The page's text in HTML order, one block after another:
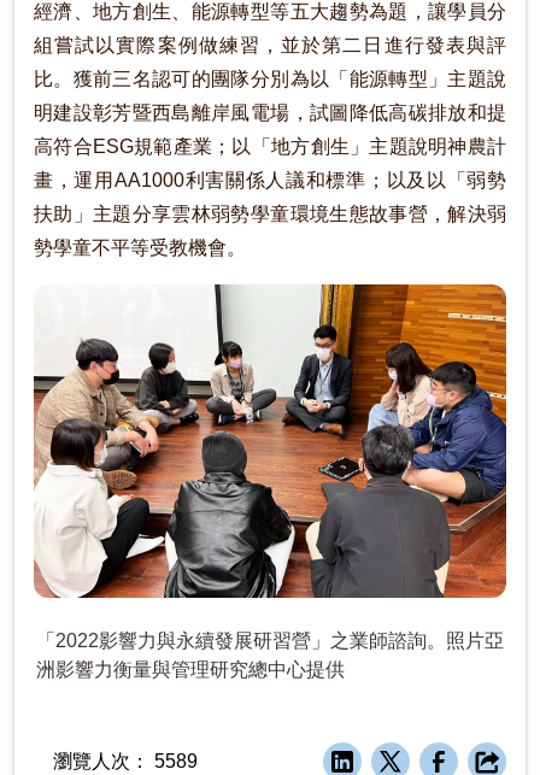
經濟、地方創生、能源轉型等五大趨勢為題，讓學員分
組嘗試以實際案例做練習，並於第二日進行發表與評
比。獲前三名認可的團隊分別為以「能源轉型」主題說
明建設彰芳暨西島離岸風電場，試圖降低高碳排放和提
高符合ESG規範產業；以「地方創生」主題說明神農計
畫，運用AA1000利害關係人議和標準；以及以「弱勢
扶助」主題分享雲林弱勢學童環境生態故事營，解決弱
勢學童不平等受教機會。
「2022影響力與永續發展研習營」之業師諮詢。照片亞
洲影響力衡量與管理研究總中心提供
瀏覽人次： 5589